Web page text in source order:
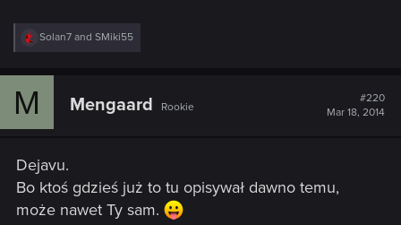
R
e
c
:
Solan7 and SMiki55
M Mengaard Rookie
#220
Mar 18, 2014
Dejavu.
Bo ktoś gdzieś już to tu opisywał dawno temu,
może nawet Ty sam.